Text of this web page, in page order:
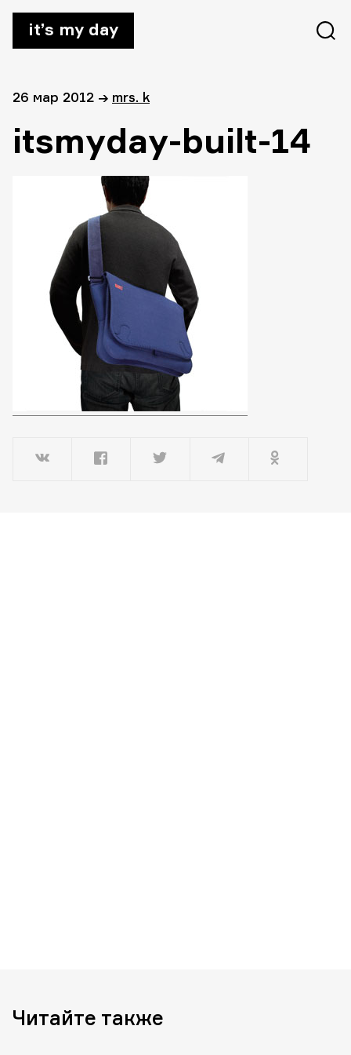
it’s my day
26 мар 2012 → mrs. k
itsmyday-built-14
Читайте также